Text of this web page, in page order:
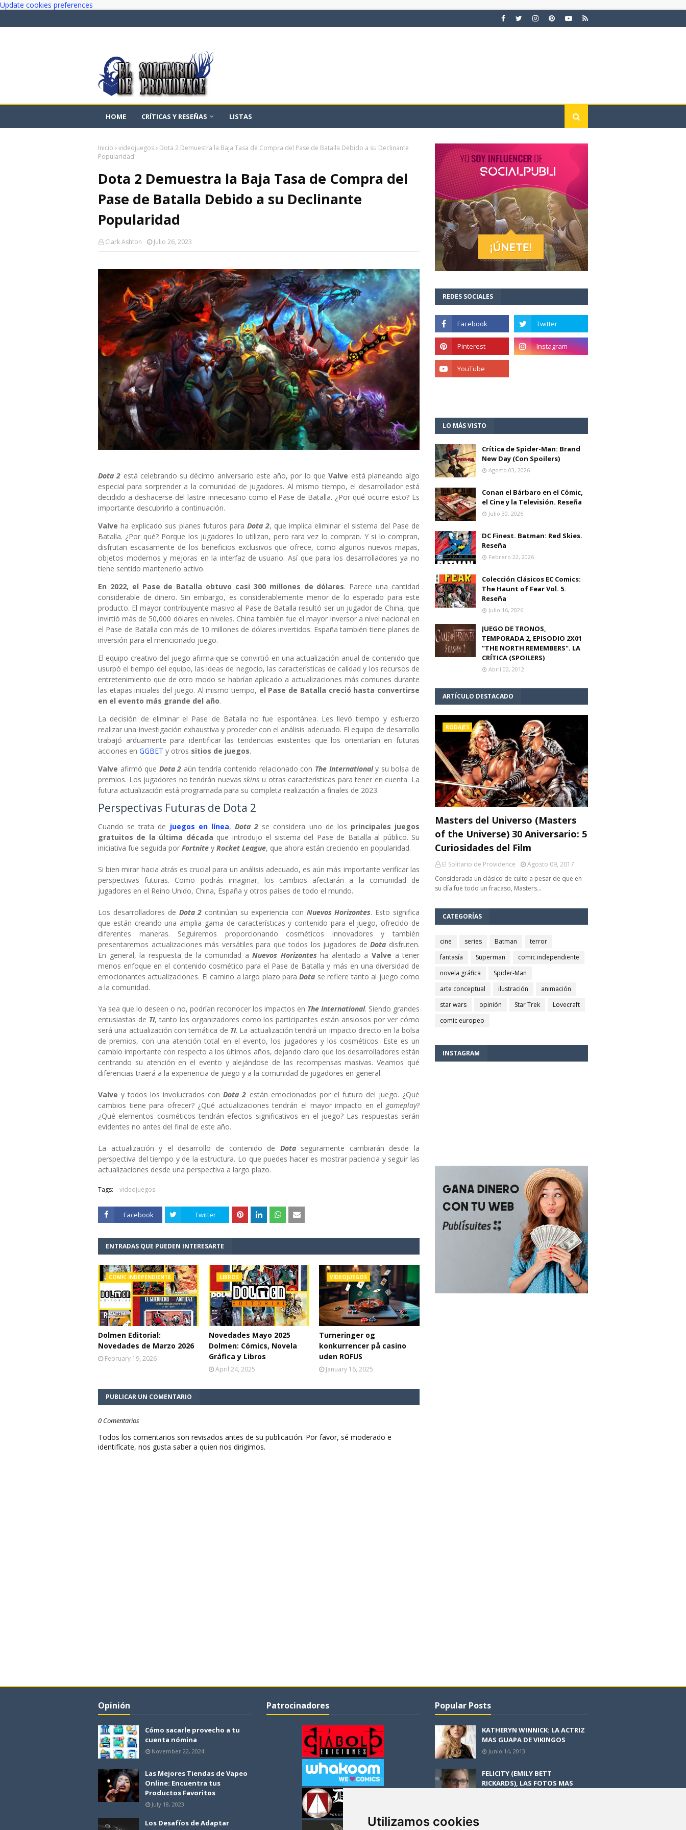
Utilizamos cookies
Update cookies preferences
HOME CRÍTICAS Y RESEÑAS LISTAS
Inicio videojuegos
Dota 2 Demuestra la Baja Tasa de Compra del Pase de Batalla Debido a su Declinante
Popularidad
Dota 2 Demuestra la Baja Tasa de Compra del
Pase de Batalla Debido a su Declinante
Popularidad
Clark Ashton Julio 26, 2023
Dota 2 está celebrando su décimo aniversario este año, por lo queValve está planeando algo
especial para sorprender a la comunidad de jugadores. Al mismo tiempo, el desarrollador está
decidido a deshacerse del lastre innecesario como el Pase de Batalla. ¿Por qué ocurre esto? Es
importante descubrirlo a continuación.
Valveha explicado sus planes futuros para Dota 2, que implica eliminar el sistema del Pase de
Batalla. ¿Por qué? Porque los jugadores lo utilizan, pero rara vez lo compran. Y si lo compran,
disfrutan escasamente de los beneficios exclusivos que ofrece, como algunos nuevos mapas,
objetos modernos y mejoras en la interfaz de usuario. Así que para los desarrolladores ya no
tiene sentido mantenerlo activo.
En 2022, el Pase de Batalla obtuvo casi 300 millones de dólares. Parece una cantidad
considerable de dinero. Sin embargo, es considerablemente menor de lo esperado para este
producto. El mayor contribuyente masivo al Pase de Batalla resultó ser un jugador de China, que
invirtió más de 50,000 dólares en niveles. China también fue el mayor inversor a nivel nacional en
el Pase de Batalla con más de 10 millones de dólares invertidos. España también tiene planes de
inversión para el mencionado juego.
El equipo creativo del juego afirma que se convirtió en una actualización anual de contenido que
usurpó el tiempo del equipo, las ideas de negocio, las características de calidad y los recursos de
entretenimiento que de otro modo se habrían aplicado a actualizaciones más comunes durante
las etapas iniciales del juego. Al mismo tiempo, el Pase de Batalla creció hasta convertirse
en el evento más grande del año.
La decisión de eliminar el Pase de Batalla no fue espontánea. Les llevó tiempo y esfuerzo
realizar una investigación exhaustiva y proceder con el análisis adecuado. El equipo de desarrollo
trabajó arduamente para identificar las tendencias existentes que los orientarían en futuras
acciones en GGBET y otros sitios de juegos.
Valve afirmó que Dota 2 aún tendría contenido relacionado con The Internationaly su bolsa de
premios. Los jugadores no tendrán nuevasskinsu otras características para tener en cuenta. La
futura actualización está programada para su completa realización a finales de 2023.
Perspectivas Futuras de Dota 2
Cuando se trata de juegos en línea, Dota 2 se considera uno de los principales juegos
gratuitos de la última década que introdujo el sistema del Pase de Batalla al público. Su
iniciativa fue seguida por Fortnite y Rocket League, que ahora están creciendo en popularidad.
Si bien mirar hacia atrás es crucial para un análisis adecuado, es aún más importante verificar las
perspectivas futuras. Como podrás imaginar, los cambios afectarán a la comunidad de
jugadores en el Reino Unido, China, España y otros países de todo el mundo.
Los desarrolladores de Dota 2 continúan su experiencia con Nuevos Horizontes. Esto significa
que están creando una amplia gama de características y contenido para el juego, ofrecido de
diferentes maneras. Seguiremos proporcionando cosméticos innovadores y también
presentaremos actualizaciones más versátiles para que todos los jugadores deDota disfruten.
En general, la respuesta de la comunidad aNuevos Horizontes ha alentado a Valve a tener
menos enfoque en el contenido cosmético para el Pase de Batalla y más en una diversidad de
emocionantes actualizaciones. El camino a largo plazo paraDota se refiere tanto al juego como
a la comunidad.
Ya sea que lo deseen o no, podrían reconocer los impactos en The International. Siendo grandes
entusiastas de TI, tanto los organizadores como los participantes están ansiosos por ver cómo
será una actualización con temática de TI. La actualización tendrá un impacto directo en la bolsa
de premios, con una atención total en el evento, los jugadores y los cosméticos. Este es un
cambio importante con respecto a los últimos años, dejando claro que los desarrolladores están
centrando su atención en el evento y alejándose de las recompensas masivas. Veamos qué
diferencias traerá a la experiencia de juego y a la comunidad de jugadores en general.
Valvey todos los involucrados conDota 2 están emocionados por el futuro del juego. ¿Qué
cambios tiene para ofrecer? ¿Qué actualizaciones tendrán el mayor impacto en el gameplay?
¿Qué elementos cosméticos tendrán efectos significativos en el juego? Las respuestas serán
evidentes no antes del final de este año.
La actualización y el desarrollo de contenido de Dota seguramente cambiarán desde la
perspectiva del tiempo y de la estructura. Lo que puedes hacer es mostrar paciencia y seguir las
actualizaciones desde una perspectiva a largo plazo.
Tags: videojuegos
Facebook Twitter
ENTRADAS QUE PUEDEN INTERESARTE
COMIC INDEPENDIENTE
Dolmen Editorial:
Novedades de Marzo 2026
February 19, 2026
LIBROS
Novedades Mayo 2025
Dolmen: Cómics, Novela
Gráfica y Libros
April 24, 2025
VIDEOJUEGOS
Turneringer og
konkurrencer på casino
uden ROFUS
January 16, 2025
PUBLICAR UN COMENTARIO
0 Comentarios
Todos los comentarios son revisados antes de su publicación. Por favor, sé moderado e
identifícate, nos gusta saber a quien nos dirigimos.
REDES SOCIALES
LO MÁS VISTO
Crítica de Spider-Man: Brand
New Day (Con Spoilers)
Agosto 03, 2026
Conan el Bárbaro en el Cómic,
el Cine y la Televisión. Reseña
Julio 30, 2026
DC Finest. Batman: Red Skies.
Reseña
Febrero 22, 2026
Colección Clásicos EC Comics:
The Haunt of Fear Vol. 5.
Reseña
Julio 16, 2026
JUEGO DE TRONOS,
TEMPORADA 2, EPISODIO 2X01
"THE NORTH REMEMBERS". LA
CRÍTICA (SPOILERS)
Abril 02, 2012
ARTÍCULO DESTACADO
RODAJES
Masters del Universo (Masters
of the Universe) 30 Aniversario: 5
Curiosidades del Film
El Solitario de Providence
Agosto 09, 2017
Considerada un clásico de culto a pesar de que en
su día fue todo un fracaso, Masters…
CATEGORÍAS
cine series Batman
terror
fantasía
Superman
comic independiente
novela gráfica
Spider-Man
arte conceptual
ilustración
animación
star wars
opinión Star Trek
Lovecraft
comic europeo
INSTAGRAM
Opinión
Cómo sacarle provecho a tu
cuenta nómina
November 22, 2024
Las Mejores Tiendas de Vapeo
Online: Encuentra tus
Productos Favoritos
July 18, 2023
Los Desafíos de Adaptar
Patrocinadores Popular Posts
KATHERYN WINNICK: LA ACTRIZ
MAS GUAPA DE VIKINGOS
Junio 14, 2013
FELICITY (EMILY BETT
RICKARDS), LAS FOTOS MAS